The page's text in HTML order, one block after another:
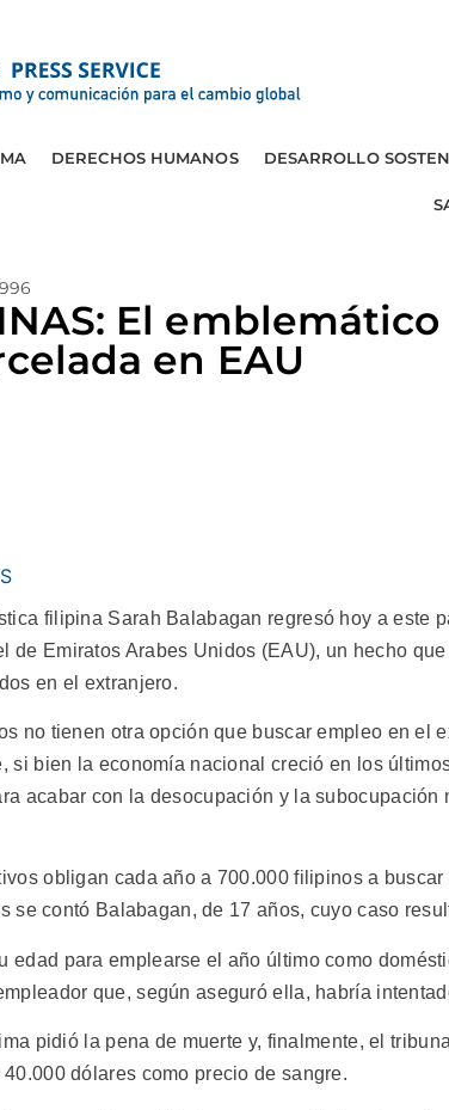
DERECHOS HUMANOS DESARROLLO
El
en EAU
filipina Sarah Balabagan regresó hoy a este
de Emiratos Arabes Unidos (EAU), un hecho
en el extranjero.
no tienen otra opción que buscar empleo en el
si bien la economía nacional creció en los
acabar con la desocupación y la subocupación
obligan cada año a 700.000 filipinos a buscar
se contó Balabagan, de 17 años, cuyo caso
edad para emplearse el año último como
que, según aseguró ella, habría
pidió la pena de muerte y, finalmente, el
dólares como precio de sangre.